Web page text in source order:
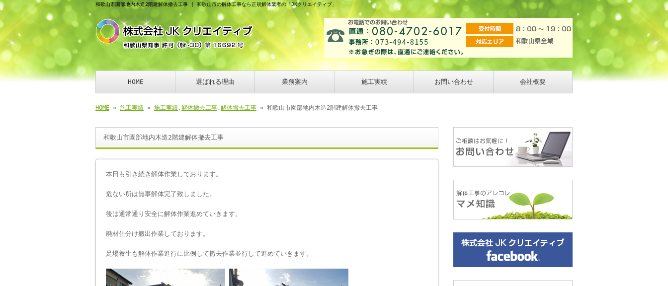
和歌山市園部地内木造2階建解体撤去工事 | 和歌山市の解体工事なら正規解体業者の「JKクリエイティブ」
HOME 選ばれる理由 業務案内 施工実績 お問い合わせ 会社概要
HOME » 施工実績 » 施工実績,解体撤去工事,解体撤去工事 » 和歌山市園部地内木造2階建解体撤去工事
和歌山市園部地内木造2階建解体撤去工事
本日も引き続き解体作業しております。
危ない所は無事解体完了致しました。
後は通常通り安全に解体作業進めていきます。
廃材仕分け搬出作業しております。
足場養生も解体作業進行に比例して撤去作業並行して進めていきます。